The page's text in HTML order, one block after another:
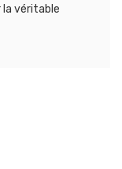
la véritable